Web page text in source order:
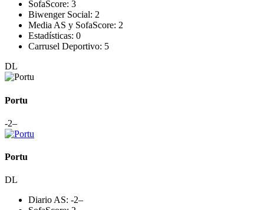
SofaScore: 3
Biwenger Social: 2
Media AS y SofaScore: 2
Estadísticas: 0
Carrusel Deportivo: 5
DL
Portu
-2–
Portu
DL
Diario AS: -2–